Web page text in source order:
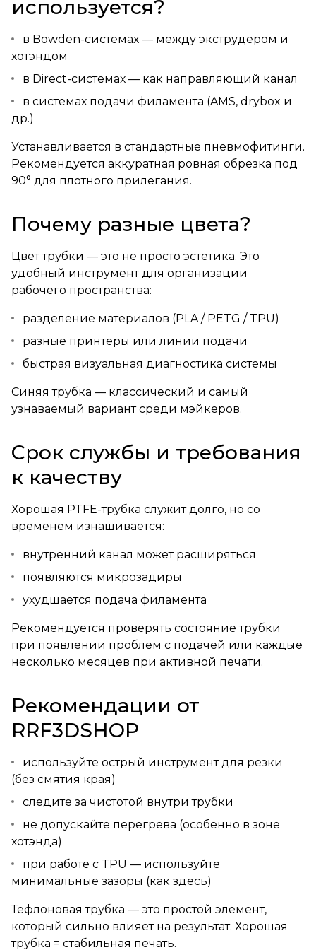
используется?
в Bowden-системах — между экструдером и
хотэндом
в Direct-системах — как направляющий канал
в системах подачи филамента (AMS, drybox и
др.)
Устанавливается в стандартные пневмофитинги.
Рекомендуется аккуратная ровная обрезка под
90° для плотного прилегания.
Почему разные цвета?
Цвет трубки — это не просто эстетика. Это
удобный инструмент для организации
рабочего пространства:
разделение материалов (PLA / PETG / TPU)
разные принтеры или линии подачи
быстрая визуальная диагностика системы
Синяя трубка — классический и самый
узнаваемый вариант среди мэйкеров.
Срок службы и требования
к качеству
Хорошая PTFE-трубка служит долго, но со
временем изнашивается:
внутренний канал может расширяться
появляются микрозадиры
ухудшается подача филамента
Рекомендуется проверять состояние трубки
при появлении проблем с подачей или каждые
несколько месяцев при активной печати.
Рекомендации от
RRF3DSHOP
используйте острый инструмент для резки
(без смятия края)
следите за чистотой внутри трубки
не допускайте перегрева (особенно в зоне
хотэнда)
при работе с TPU — используйте
минимальные зазоры (как здесь)
Тефлоновая трубка — это простой элемент,
который сильно влияет на результат. Хорошая
трубка = стабильная печать.